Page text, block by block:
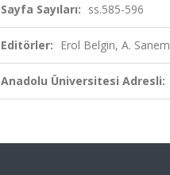
Sayfa Sayıları: ss.585-596
Editörler: Erol Belgin, A.
Anadolu Üniversitesi Adresli: